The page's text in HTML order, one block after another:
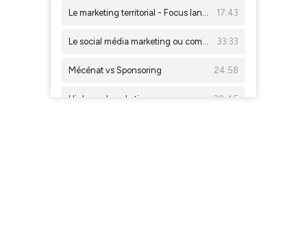
Le marketing territorial - Focus langue bretonne 17:43
Le social média marketing ou comment interagir avec des communautés sur les réseaux sociaux 33:33
Mécénat vs Sponsoring 24:58
L'inbound marketing 30:45